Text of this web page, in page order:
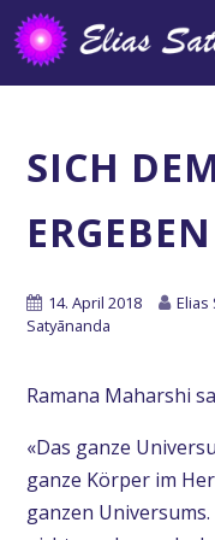
SICH
ERGEBEN
14. April 2018 Elias
Satyānanda
Ramana Maharshi
«Das ganze
ganze Körper im
ganzen